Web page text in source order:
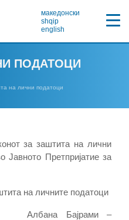
македонски
shqip
english
ПОДАТОЦИ
на лични податоци
за заштита на лични
Јавното Претпријатие за
на личните податоци
–